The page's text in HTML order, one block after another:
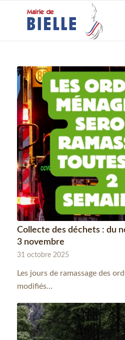
Collecte des déchets : du
3 novembre
31 octobre 2025
Les jours de ramassage des
modifiés…